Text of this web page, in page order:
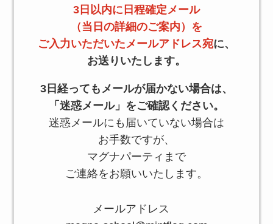
3日以内に日程確定メール
（当日の詳細のご案内）を
ご入力いただいたメールアドレス宛に、
お送りいたします。
3日経ってもメールが届かない場合は、
「迷惑メール」をご確認ください。
迷惑メールにも届いていない場合は
お手数ですが、
マグナパーティまで
ご連絡をお願いいたします。
メールアドレス